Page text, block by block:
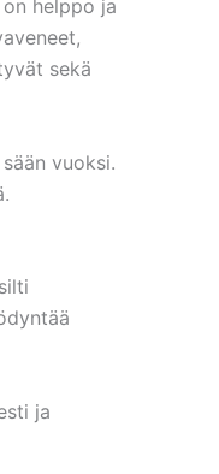
helppo ja
sekä
vuoksi.
ja